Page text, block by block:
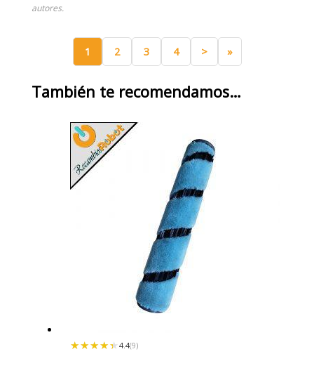
autores.
1 2 3 4 > »
También te recomendamos…
★★★★★
★★★★★ 4.4(9)